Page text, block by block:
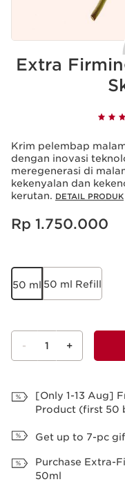
Extra
Krim pelembap
dengan inovasi
meregenerasi di
kekenyalan dan
kerutan. DETAIL PRODUK
Harga sekarang Rp 1.750.000
Rp 1.750.000
50 ml 50 ml Refill
- 1 +
[Only 1-13 Aug]
Product (first 50
Get up to 7-pc
Purchase Extra-
50ml